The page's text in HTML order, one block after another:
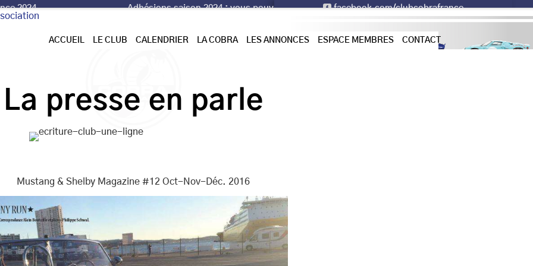
Adhésions saison 2024: vous pouvez nous rejoindre ou continuer la route en 2024
facebook.com/clubcobrafrance
ACCUEIL LE CLUB CALENDRIER LA COBRA LES ANNONCES ESPACE MEMBRES CONTACT
La presse en parle
Mustang & Shelby Magazine #12 Oct-Nov-Déc. 2016